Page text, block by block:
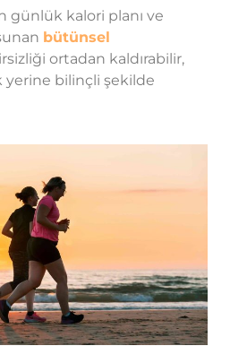
günlük kalori planı ve
bütünsel
ortadan kaldırabilir,
bilinçli şekilde